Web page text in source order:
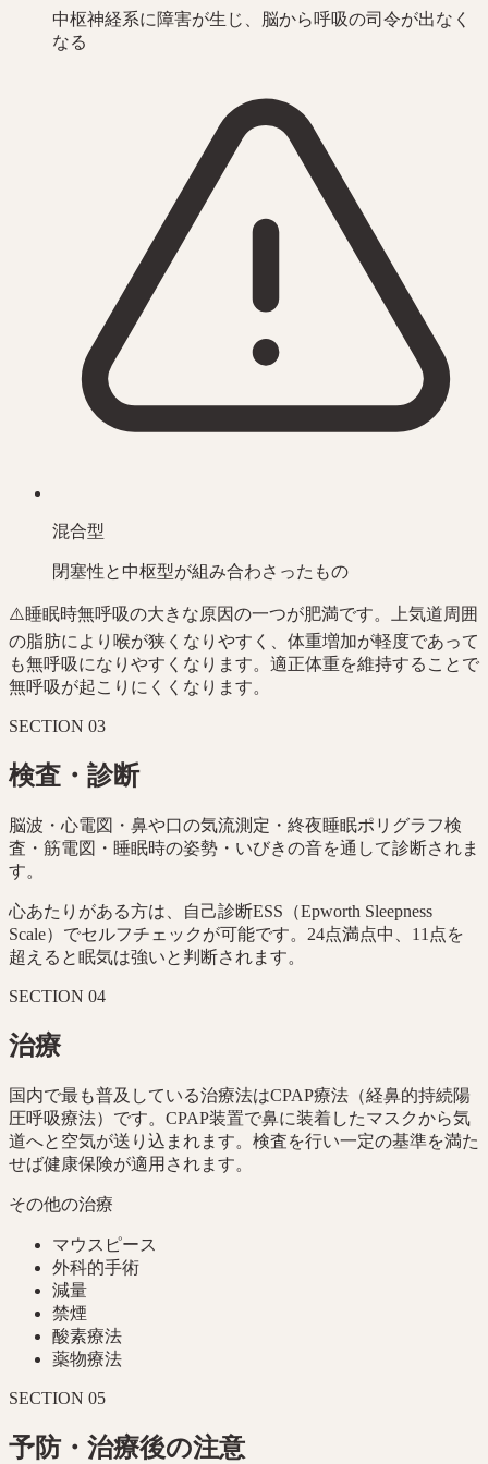
中枢神経系に障害が生じ、脳から呼吸の司令が出なく
なる
混合型
閉塞性と中枢型が組み合わさったもの
⚠️睡眠時無呼吸の大きな原因の一つが肥満です。上気道周囲
の脂肪により喉が狭くなりやすく、体重増加が軽度であって
も無呼吸になりやすくなります。適正体重を維持することで
無呼吸が起こりにくくなります。
SECTION 03
検査・診断
脳波・心電図・鼻や口の気流測定・終夜睡眠ポリグラフ検
査・筋電図・睡眠時の姿勢・いびきの音を通して診断されま
す。
心あたりがある方は、自己診断ESS（Epworth Sleepness
Scale）でセルフチェックが可能です。24点満点中、11点を
超えると眠気は強いと判断されます。
SECTION 04
治療
国内で最も普及している治療法はCPAP療法（経鼻的持続陽
圧呼吸療法）です。CPAP装置で鼻に装着したマスクから気
道へと空気が送り込まれます。検査を行い一定の基準を満た
せば健康保険が適用されます。
その他の治療
マウスピース
外科的手術
減量
禁煙
酸素療法
薬物療法
SECTION 05
予防・治療後の注意